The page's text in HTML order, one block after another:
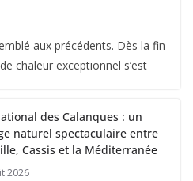
aux précédents. Dès la fin
chaleur exceptionnel s’est
des Calanques : un
naturel spectaculaire entre
Cassis et la Méditerranée
2026